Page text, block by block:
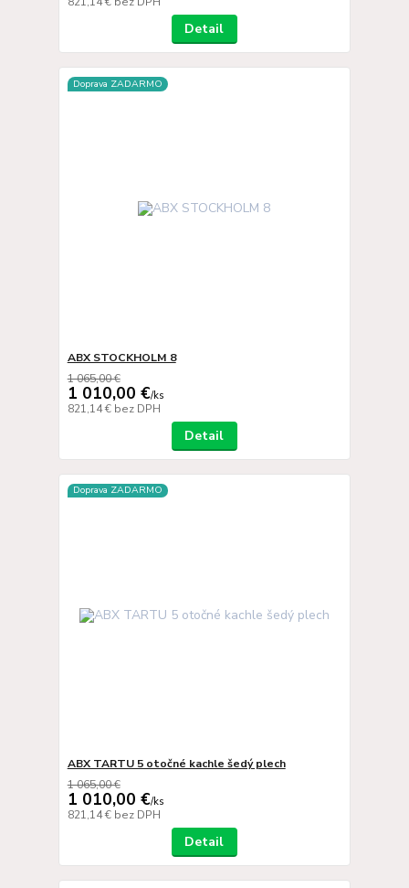
Detail
Doprava ZADARMO
ABX STOCKHOLM 8
1 065,00 €
1 010,00 €/ks
821,14 € bez DPH
Detail
Doprava ZADARMO
ABX TARTU 5 otočné kachle šedý plech
1 065,00 €
1 010,00 €/ks
821,14 € bez DPH
Detail